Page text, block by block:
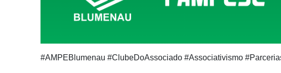
#AMPEBlumenau #ClubeDoAssociado #Associativismo